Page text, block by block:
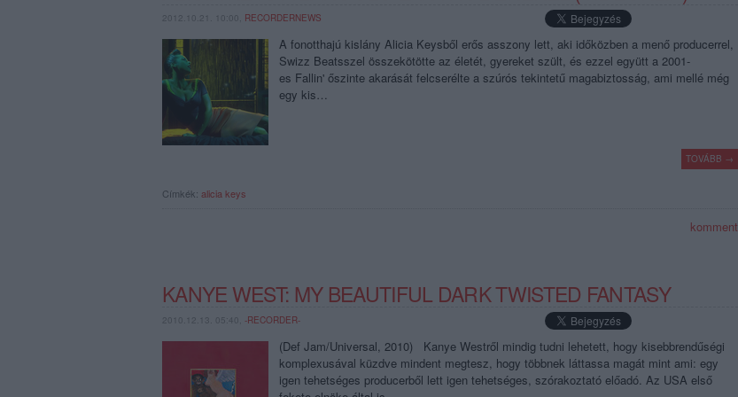
2012.10.21. 10:00, RECORDERNEWS
A fonotthajú kislány Alicia Keysből erős asszony lett, aki időközben a menő producerrel,
Swizz Beatsszel összekötötte az életét, gyereket szült, és ezzel együtt a 2001-
es Fallin' őszinte akarását felcserélte a szúrós tekintetű magabiztosság, ami mellé még
egy kis…
TOVÁBB →
Címkék: alicia keys
komment
KANYE WEST: MY BEAUTIFUL DARK TWISTED FANTASY
2010.12.13. 05:40, -RECORDER-
(Def Jam/Universal, 2010) Kanye Westről mindig tudni lehetett, hogy kisebbrendűségi
komplexusával küzdve mindent megtesz, hogy többnek láttassa magát mint ami: egy
igen tehetséges producerből lett igen tehetséges, szórakoztató előadó. Az USA első